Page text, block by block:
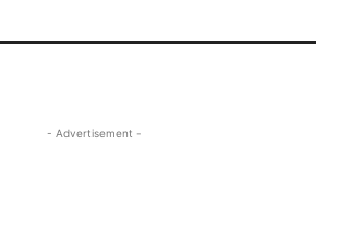
- Advertisement -